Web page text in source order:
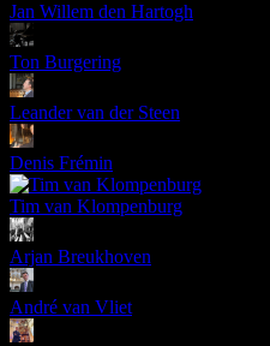
Jan Willem den Hartogh
Ton Burgering
Leander van der Steen
Denis Frémin
Tim van Klompenburg
Arjan Breukhoven
André van Vliet